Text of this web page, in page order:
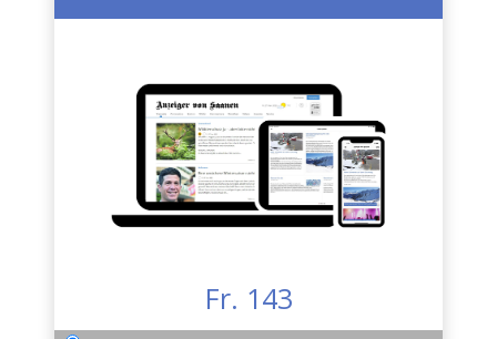
Fr. 143